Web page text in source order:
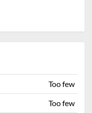
Too few
Too few